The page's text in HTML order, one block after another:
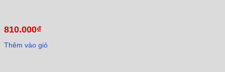
810.000₫
Thêm vào giỏ